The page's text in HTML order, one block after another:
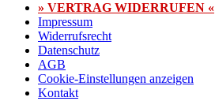
» VERTRAG WIDERRUFEN «
Impressum
Widerrufsrecht
Datenschutz
AGB
Cookie-Einstellungen anzeigen
Kontakt